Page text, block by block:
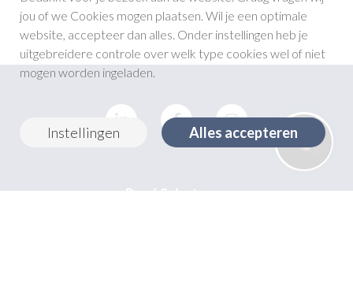
René Schotanus
jou of we Cookies mogen plaatsen. Wil je een optimale
website, accepteer dan alles. Onder instellingen heb je
uitgebreidere controle over welk type cookies wel of niet
mogen worden ingeladen.
Instellingen Alles accepteren